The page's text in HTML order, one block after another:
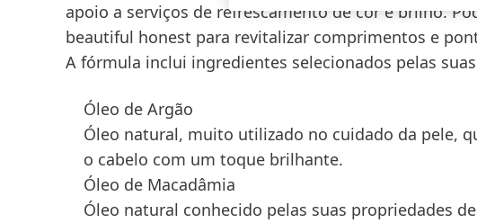
apoio a serviços de refrescamento de cor e brilho.
beautiful honest para revitalizar comprimentos e
A fórmula inclui ingredientes selecionados pelas
Óleo de Argão
Óleo natural, muito utilizado no cuidado da pele,
o cabelo com um toque brilhante.
Óleo de Macadâmia
Óleo natural conhecido pelas suas propriedades